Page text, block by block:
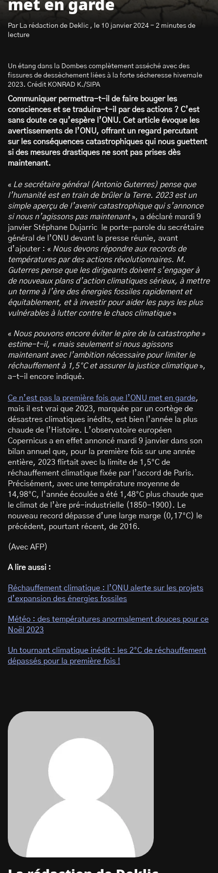
met en garde
Par La rédaction de Deklic , le 10 janvier 2024 - 2 minutes de
lecture
Un étang dans la Dombes complètement asséché avec des
fissures de dessèchement liées à la forte sécheresse hivernale
2023. Crédit KONRAD K./SIPA
Communiquer permettra-t-il de faire bouger les
consciences et se traduira-t-il par des actions ? C’est
sans doute ce qu’espère l’ONU. Cet article évoque les
avertissements de l’ONU, offrant un regard percutant
sur les conséquences catastrophiques qui nous guettent
si des mesures drastiques ne sont pas prises dès
maintenant.
« Le secrétaire général (Antonio Guterres) pense que
l’humanité est en train de brûler la Terre. 2023 est un
simple aperçu de l’avenir catastrophique qui s’annonce
si nous n’agissons pas maintenant», a déclaré mardi 9
janvier Stéphane Dujarric le porte-parole du secrétaire
général de l’ONU devant la presse réunie, avant
d’ajouter : « Nous devons répondre aux records de
températures par des actions révolutionnaires. M.
Guterres pense que les dirigeants doivent s’engager à
de nouveaux plans d’action climatiques sérieux, à mettre
un terme à l’ère des énergies fossiles rapidement et
équitablement, et à investir pour aider les pays les plus
vulnérables à lutter contre le chaos climatique»
« Nous pouvons encore éviter le pire de la catastrophe »
estime-t-il, « mais seulement si nous agissons
maintenant avec l’ambition nécessaire pour limiter le
réchauffement à 1,5°C et assurer la justice climatique»,
a-t-il encore indiqué.
Ce n’est pas la première fois que l’ONU met en garde,
mais il est vrai que 2023, marquée par un cortège de
désastres climatiques inédits, est bien l’année la plus
chaude de l’Histoire. L’observatoire européen
Copernicus a en effet annoncé mardi 9 janvier dans son
bilan annuel que, pour la première fois sur une année
entière, 2023 flirtait avec la limite de 1,5°C de
réchauffement climatique fixée par l’accord de Paris.
Précisément, avec une température moyenne de
14,98°C, l’année écoulée a été 1,48°C plus chaude que
le climat de l’ère pré-industrielle (1850-1900). Le
nouveau record dépasse d’une large marge (0,17°C) le
précédent, pourtant récent, de 2016.
(Avec AFP)
A lire aussi :
Réchauffement climatique : l’ONU alerte sur les projets
d’expansion des énergies fossiles
Météo : des températures anormalement douces pour ce
Noël 2023
Un tournant climatique inédit : les 2°C de réchauffement
dépassés pour la première fois !
S’abonner à la newsletter